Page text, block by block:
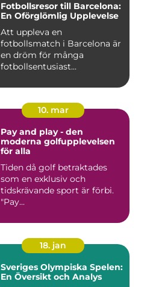
Fotbollsresor till Barcelona:
En Oförglömlig Upplevelse
Att uppleva en
fotbollsmatch i Barcelona är
en dröm för många
fotbollsentusiast...
10. mar
Pay and play - den
moderna golfupplevelsen
för alla
Tiden då golf betraktades
som en exklusiv och
tidskrävande sport är förbi.
"Pay...
18. jan
Sveriges Olympiska Spelen:
En Översikt och Analys